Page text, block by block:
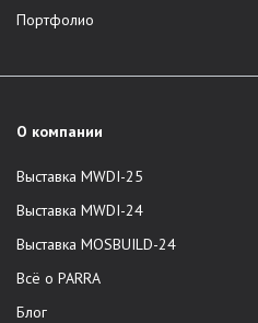
Портфолио
О компании
Выставка MWDI-25
Выставка MWDI-24
Выставка MOSBUILD-24
Всё о PARRA
Блог